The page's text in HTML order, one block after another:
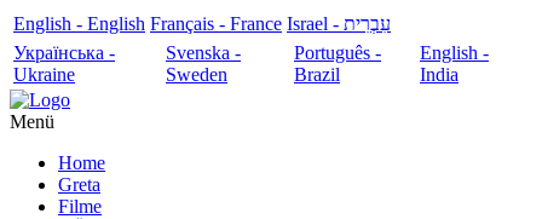
English - English Français - France
עִבְרִית - Israel
Українська -
Ukraine
Svenska -
Sweden
Português -
Brazil
English -
India
Menü
Home
Greta
Filme